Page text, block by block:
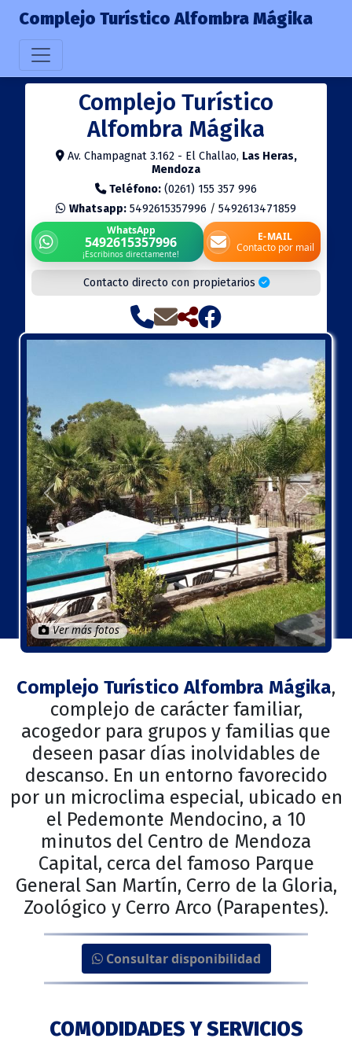
Complejo Turístico Alfombra Mágika
Complejo Turístico
Alfombra Mágika
Av. Champagnat 3.162 - El Challao, Las Heras,
Mendoza
Teléfono: (0261) 155 357 996
Whatsapp: 5492615357996 / 5492613471859
WhatsApp
5492615357996
¡Escribinos directamente!
E-MAIL
Contacto por mail
Contacto directo con propietarios
Anterior Próximo
Ver más fotos
Complejo Turístico Alfombra Mágika,
complejo de carácter familiar,
acogedor para grupos y familias que
deseen pasar días inolvidables de
descanso. En un entorno favorecido
por un microclima especial, ubicado en
el Pedemonte Mendocino, a 10
minutos del Centro de Mendoza
Capital, cerca del famoso Parque
General San Martín, Cerro de la Gloria,
Zoológico y Cerro Arco (Parapentes).
Consultar disponibilidad
COMODIDADES Y SERVICIOS